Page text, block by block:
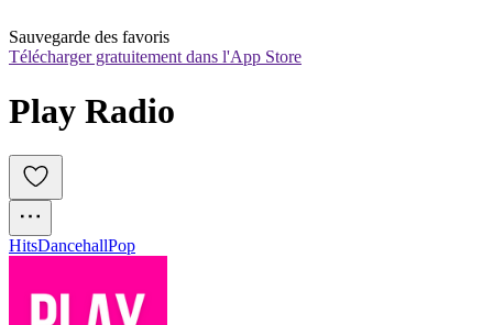
Sauvegarde des favoris
Télécharger gratuitement dans l'App Store
HitsDancehallPop